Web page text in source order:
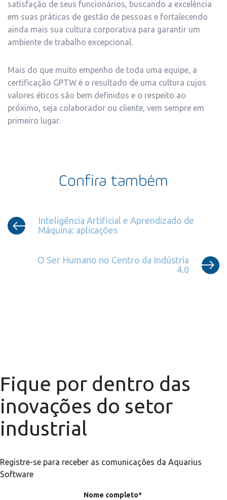
satisfação de seus funcionários, buscando a excelência
em suas práticas de gestão de pessoas e fortalecendo
ainda mais sua cultura corporativa para garantir um
ambiente de trabalho excepcional.
Mais do que muito empenho de toda uma equipe, a
certificação GPTW é o resultado de uma cultura cujos
valores éticos são bem definidos e o respeito ao
próximo, seja colaborador ou cliente, vem sempre em
primeiro lugar.
Confira também
Inteligência Artificial e Aprendizado de
Máquina: aplicações
O Ser Humano no Centro da Indústria
4.0
Fique por dentro das
inovações do setor
industrial
Registre-se para receber as comunicações da Aquarius
Software
Nome completo*